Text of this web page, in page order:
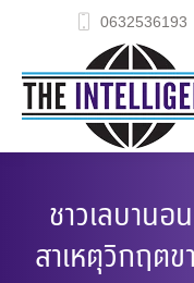
0632536193
ชาวเลบานอ
สาเหตุวิกฤต